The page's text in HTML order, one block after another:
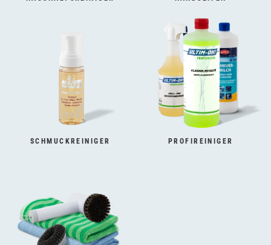
SCHMUCKREINIGER PROFIREINIGER